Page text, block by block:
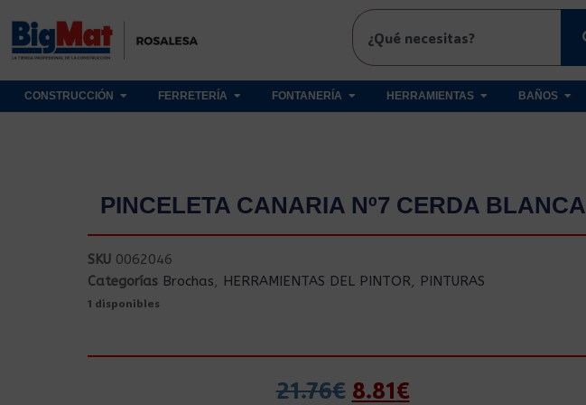
CONSTRUCCIÓN FERRETERÍA FONTANERÍA HERRAMIENTAS BAÑOS
PINCELETA CANARIA Nº7 CERDA BLANCA
SKU 0062046
Categorías Brochas, HERRAMIENTAS DEL PINTOR, PINTURAS
1 disponibles
21.76€ 8.81€